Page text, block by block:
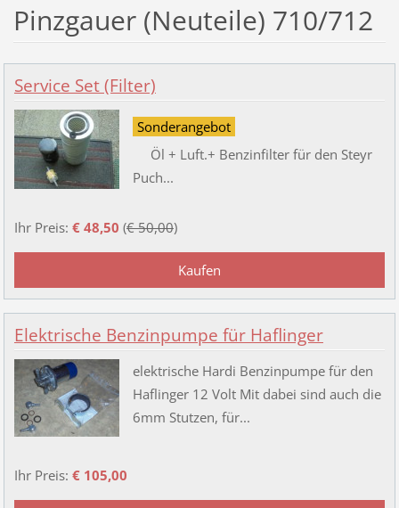
Pinzgauer (Neuteile) 710/712
Service Set (Filter)
Sonderangebot
Öl + Luft.+ Benzinfilter für den Steyr
Puch...
Ihr Preis: € 48,50 (€ 50,00)
Elektrische Benzinpumpe für Haflinger
elektrische Hardi Benzinpumpe für den
Haflinger 12 Volt Mit dabei sind auch die
6mm Stutzen, für...
Ihr Preis: € 105,00